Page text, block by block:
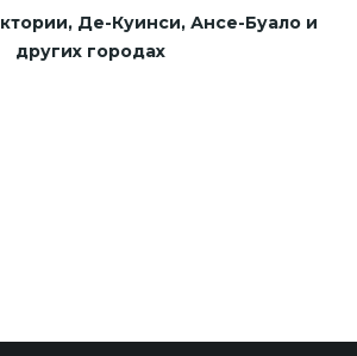
Де-Куинси, Ансе-Буало и
других городах